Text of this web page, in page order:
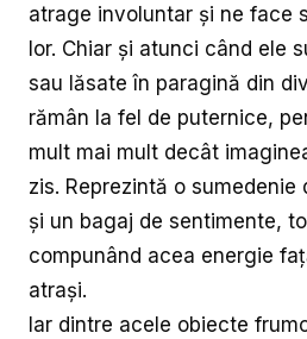
atrage involuntar și ne face
lor. Chiar și atunci când ele
sau lăsate în paragină din
rămân la fel de puternice,
mult mai mult decât
zis. Reprezintă o
și un bagaj de sentimente,
compunând acea energie
atrași.
Iar dintre acele obiecte